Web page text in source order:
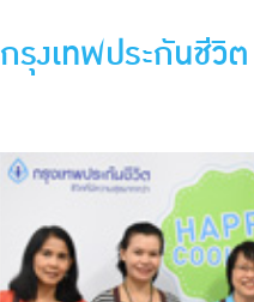
กรุงเทพประกันชีวิต